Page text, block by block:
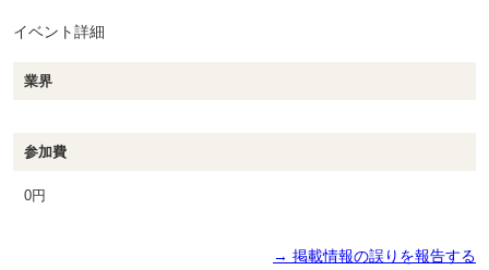
イベント詳細
業界
参加費
0円
→ 掲載情報の誤りを報告する